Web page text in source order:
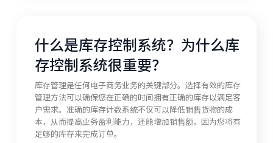
什么是库存控制系统？为什么库
存控制系统很重要？
库存管理是任何电子商务业务的关键部分。选择有效的库存
管理方法可以确保您在正确的时间拥有正确的库存以满足客
户需求。准确的库存计数系统不仅可以降低销售货物的成
本，从而提高业务盈利能力，还能增加销售额，因为您将有
足够的库存来完成订单。